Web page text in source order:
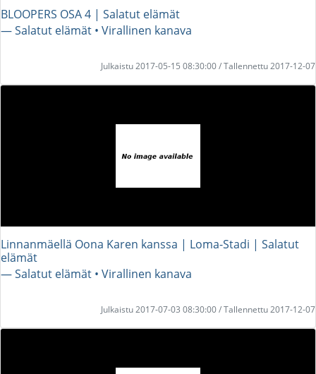
BLOOPERS OSA 4 | Salatut elämät
― Salatut elämät • Virallinen kanava
Julkaistu 2017-05-15 08:30:00 / Tallennettu 2017-12-07
Linnanmäellä Oona Karen kanssa | Loma-Stadi | Salatut
elämät
― Salatut elämät • Virallinen kanava
Julkaistu 2017-07-03 08:30:00 / Tallennettu 2017-12-07